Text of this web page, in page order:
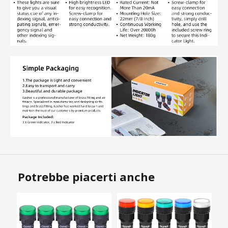
Potrebbe piacerti anche